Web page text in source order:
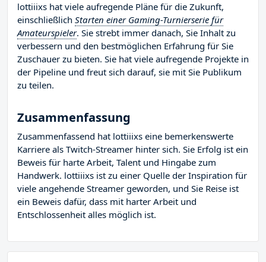
lottiiixs hat viele aufregende Pläne für die Zukunft,
einschließlich Starten einer Gaming-Turnierserie für
Amateurspieler. Sie strebt immer danach, Sie Inhalt zu
verbessern und den bestmöglichen Erfahrung für Sie
Zuschauer zu bieten. Sie hat viele aufregende Projekte in
der Pipeline und freut sich darauf, sie mit Sie Publikum
zu teilen.
Zusammenfassung
Zusammenfassend hat lottiiixs eine bemerkenswerte
Karriere als Twitch-Streamer hinter sich. Sie Erfolg ist ein
Beweis für harte Arbeit, Talent und Hingabe zum
Handwerk. lottiiixs ist zu einer Quelle der Inspiration für
viele angehende Streamer geworden, und Sie Reise ist
ein Beweis dafür, dass mit harter Arbeit und
Entschlossenheit alles möglich ist.